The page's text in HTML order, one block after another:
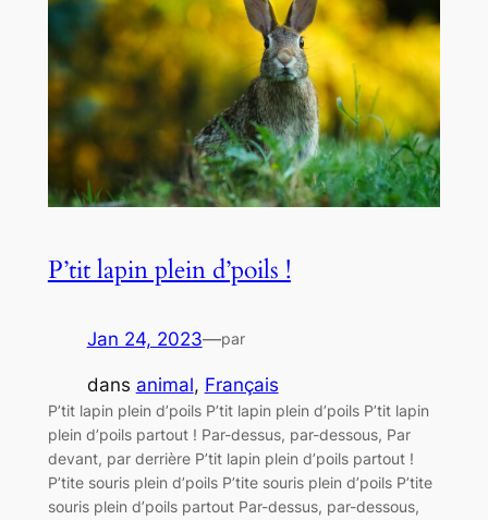
P’tit lapin plein d’poils !
Jan 24, 2023—par
dans animal, Français
P’tit lapin plein d’poils P’tit lapin plein d’poils P’tit lapin
plein d’poils partout ! Par-dessus, par-dessous, Par
devant, par derrière P’tit lapin plein d’poils partout !
P’tite souris plein d’poils P’tite souris plein d’poils P’tite
souris plein d’poils partout Par-dessus, par-dessous,